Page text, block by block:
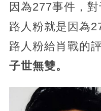
因為277事件，
路人粉就是因為
路人粉給肖戰的
子世無雙。